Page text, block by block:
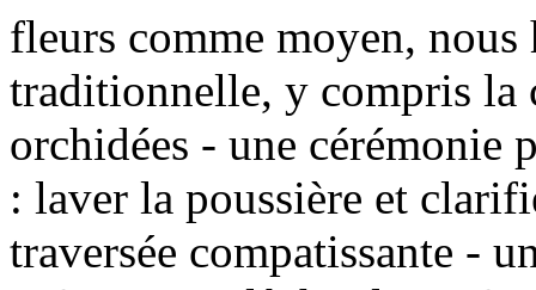
fleurs comme moyen,
traditionnelle, y compris la
orchidées - une cérémonie
: laver la poussière et
traversée compatissante -